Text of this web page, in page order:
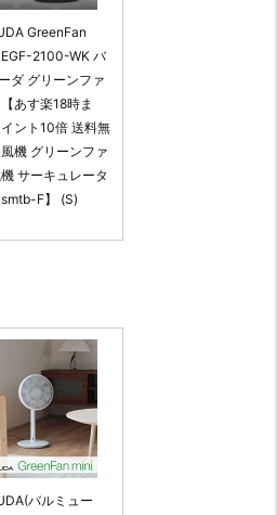
GreenFan
2100-WK バ
ダ グリーンファ
あす楽18時ま
ント10倍 送料無
機 グリーンファ
サーキュレータ
F】 (S)
バルミュー